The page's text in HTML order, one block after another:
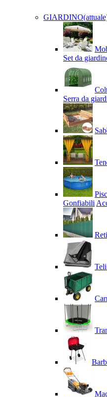
GIARDINO
Set da
Serra da
Gonfiabili